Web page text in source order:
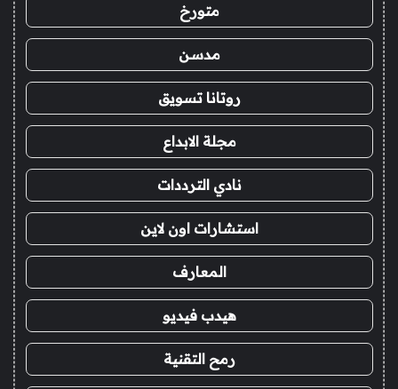
متورخ
مدسن
روتانا تسويق
مجلة الابداع
نادي الترددات
استشارات اون لاين
المعارف
هيدب فيديو
رمح التقنية